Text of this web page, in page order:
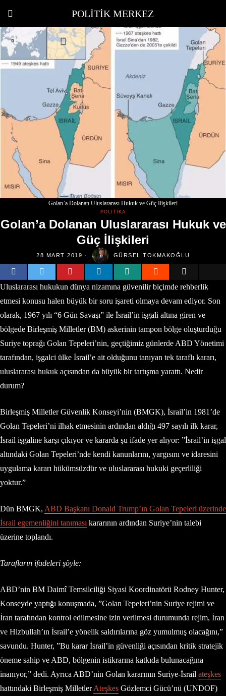
POLITIK MERKEZ
Golan’a Dolanan Uluslararası Hukuk ve Güç İlişkileri
POLITIKA
Golan’a Dolanan Uluslararası Hukuk ve
Güç İlişkileri
28 MART 2019 GÜRSEL TOKMAKOĞLU
Uluslararası hukukun dünya nizamına güvenilir biçimde rehberlik
etmesi konusu halen büyük bir soru işareti olmaya devam ediyor. Son
olarak, 1967 yılı “6 Gün Savaşı” ile İsrail’in işgali altına giren ve
bölgede Birleşmiş Milletler (BM) askerinin tampon bölge oluşturduğu
Suriye toprağı Golan Tepeleri’nin, geçtiğimiz günlerde ABD Yönetimi
tarafından, işgalci ülke İsrail’e ait olduğunu tanıyan tek taraflı kararı,
uluslararası hukuk açısından da büyük bir tartışma yarattı. Nedir
durum?
Birleşmiş Milletler Güvenlik Konseyi’nin (BMGK), İsrail’in 1981’de
Golan Tepeleri’ni ilhak etmesinin ardından aldığı 497 sayılı ilk karar,
İsrail işgaline karşı çıkıyor ve kararda şu ifade yer alıyor: ”İsrail’in işgal
altındaki Golan Tepeleri’nde kendi kanunlarını, yargısını ve idaresini
uygulama kararı hükümsüzdür ve uluslararası hukuki geçerliliği
yoktur.”
Dün BMGK, ABD Başkanı Donald Trump’ın Golan Tepeleri üzerinde
İsrail egemenliğini tanıması kararının ardından Suriye’nin talebi
üzerine toplandı.
Tarafların ifadeleri şöyle:
ABD’nin BM Daimî Temsilciliği Siyasi Koordinatörü Rodney Hunter,
Konseyde yaptığı konuşmada, ”Golan Tepeleri’nin Suriye rejimi ve
İran tarafından kontrol edilmesine izin verilmesi durumunda rejim, İran
ve Hizbullah’ın İsrail’e yönelik saldırılarına göz yumulmuş olacağını,”
savundu. Hunter, ”Bu karar İsrail’in güvenliği açısından kritik stratejik
öneme sahip ve ABD, bölgenin istikrarına katkıda bulunacağına
inanıyor,” dedi. Ayrıca ABD’nin Golan kararının Suriye-İsrail ateşkes
hattındaki Birleşmiş MilletlerAteşkes Gözlemci Gücü’nü (UNDOF)